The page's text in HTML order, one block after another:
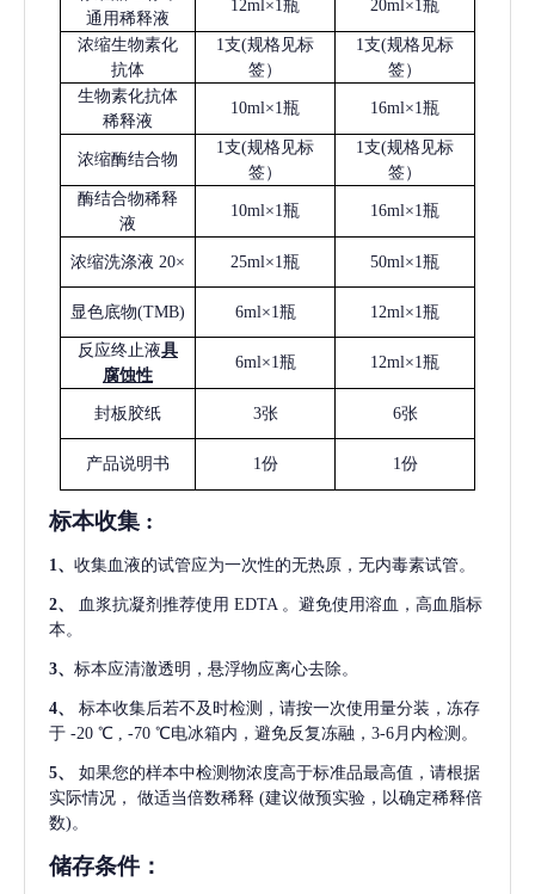
通用稀释液
12ml×1瓶 20ml×1瓶
浓缩生物素化
抗体
1支(规格见标
签）
1支(规格见标
签）
生物素化抗体
稀释液
10ml×1瓶 16ml×1瓶
浓缩酶结合物
1支(规格见标
签）
1支(规格见标
签）
酶结合物稀释
液
10ml×1瓶 16ml×1瓶
浓缩洗涤液 20× 25ml×1瓶 50ml×1瓶
显色底物(TMB) 6ml×1瓶 12ml×1瓶
反应终止液具
腐蚀性
6ml×1瓶 12ml×1瓶
封板胶纸 3张 6张
产品说明书 1份 1份
标本收集 :
1、 收集血液的试管应为一次性的无热原，无内毒素试管。
2、 血浆抗凝剂推荐使用 EDTA 。避免使用溶血，高血脂标
本。
3、 标本应清澈透明，悬浮物应离心去除。
4、
标本收集后若不及时检测，请按一次使用量分装，冻存
于 -20 ℃ , -70 ℃电冰箱内，避免反复冻融，3-6月内检测。
5、
如果您的样本中检测物浓度高于标准品最高值，请根据
实际情况，
做适当倍数稀释 (建议做预实验，以确定稀释倍
数)。
储存条件：